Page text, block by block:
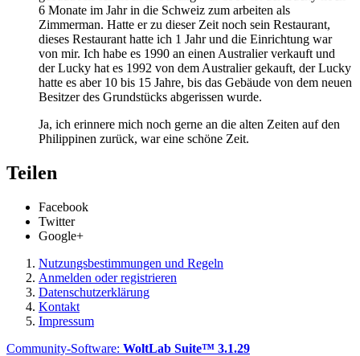
6 Monate im Jahr in die Schweiz zum arbeiten als
Zimmerman. Hatte er zu dieser Zeit noch sein Restaurant,
dieses Restaurant hatte ich 1 Jahr und die Einrichtung war
von mir. Ich habe es 1990 an einen Australier verkauft und
der Lucky hat es 1992 von dem Australier gekauft, der Lucky
hatte es aber 10 bis 15 Jahre, bis das Gebäude von dem neuen
Besitzer des Grundstücks abgerissen wurde.
Ja, ich erinnere mich noch gerne an die alten Zeiten auf den
Philippinen zurück, war eine schöne Zeit.
Teilen
Facebook
Twitter
Google+
Nutzungsbestimmungen und Regeln
Anmelden oder registrieren
Datenschutzerklärung
Kontakt
Impressum
Community-Software: WoltLab Suite™ 3.1.29